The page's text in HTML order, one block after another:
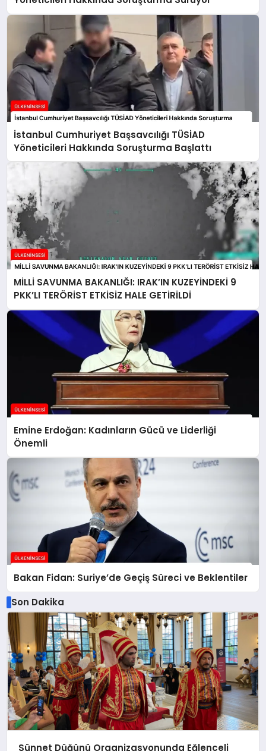
İstanbul Cumhuriyet Başsavcılığı TÜSİAD
Yöneticileri Hakkında Soruşturma Başlattı
MİLLİ SAVUNMA BAKANLIĞI: IRAK’IN KUZEYİNDEKİ 9
PKK’LI TERÖRİST ETKİSİZ HALE GETİRİLDİ
Emine Erdoğan: Kadınların Gücü ve Liderliği
Önemli
Bakan Fidan: Suriye’de Geçiş Süreci ve Beklentiler
Son Dakika
Sünnet Düğünü Organizasyonunda Eğlenceli